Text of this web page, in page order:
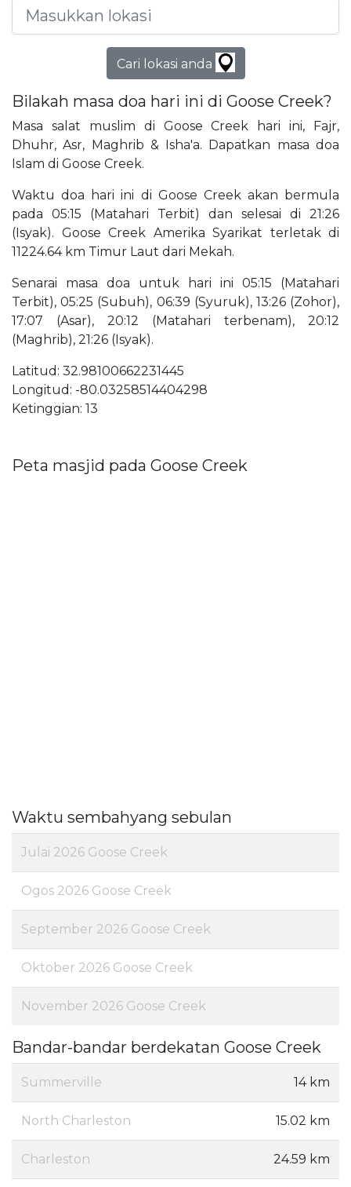
Cari lokasi anda
Bilakah masa doa hari ini di Goose Creek?
Masa salat muslim di Goose Creek hari ini, Fajr,
Dhuhr, Asr, Maghrib & Isha'a. Dapatkan masa doa
Islam di Goose Creek.
Waktu doa hari ini di Goose Creek akan bermula
pada 05:15 (Matahari Terbit) dan selesai di 21:26
(Isyak). Goose Creek Amerika Syarikat terletak di
11224.64 km Timur Laut dari Mekah.
Senarai masa doa untuk hari ini 05:15 (Matahari
Terbit), 05:25 (Subuh), 06:39 (Syuruk), 13:26 (Zohor),
17:07 (Asar), 20:12 (Matahari terbenam), 20:12
(Maghrib), 21:26 (Isyak).
Latitud: 32.98100662231445
Longitud: -80.03258514404298
Ketinggian: 13
Peta masjid pada Goose Creek
Waktu sembahyang sebulan
Julai 2026 Goose Creek
Ogos 2026 Goose Creek
September 2026 Goose Creek
Oktober 2026 Goose Creek
November 2026 Goose Creek
Bandar-bandar berdekatan Goose Creek
Summerville 14 km
North Charleston 15.02 km
Charleston 24.59 km